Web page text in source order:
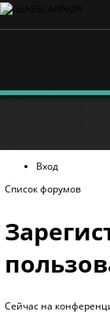
Вход
Список форумов
Сейчас на